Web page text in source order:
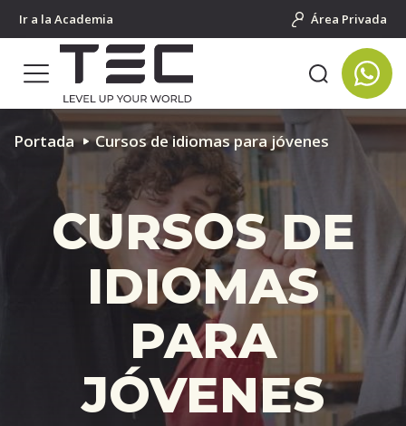
Ir a la Academia Área Privada
Portada Cursos de idiomas para jóvenes
CURSOS DE
IDIOMAS
PARA
JÓVENES